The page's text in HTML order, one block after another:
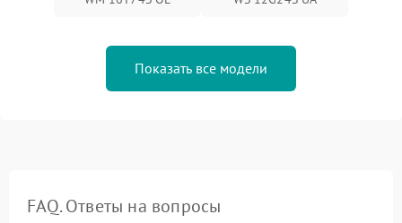
Показать все модели
FAQ. Ответы на вопросы